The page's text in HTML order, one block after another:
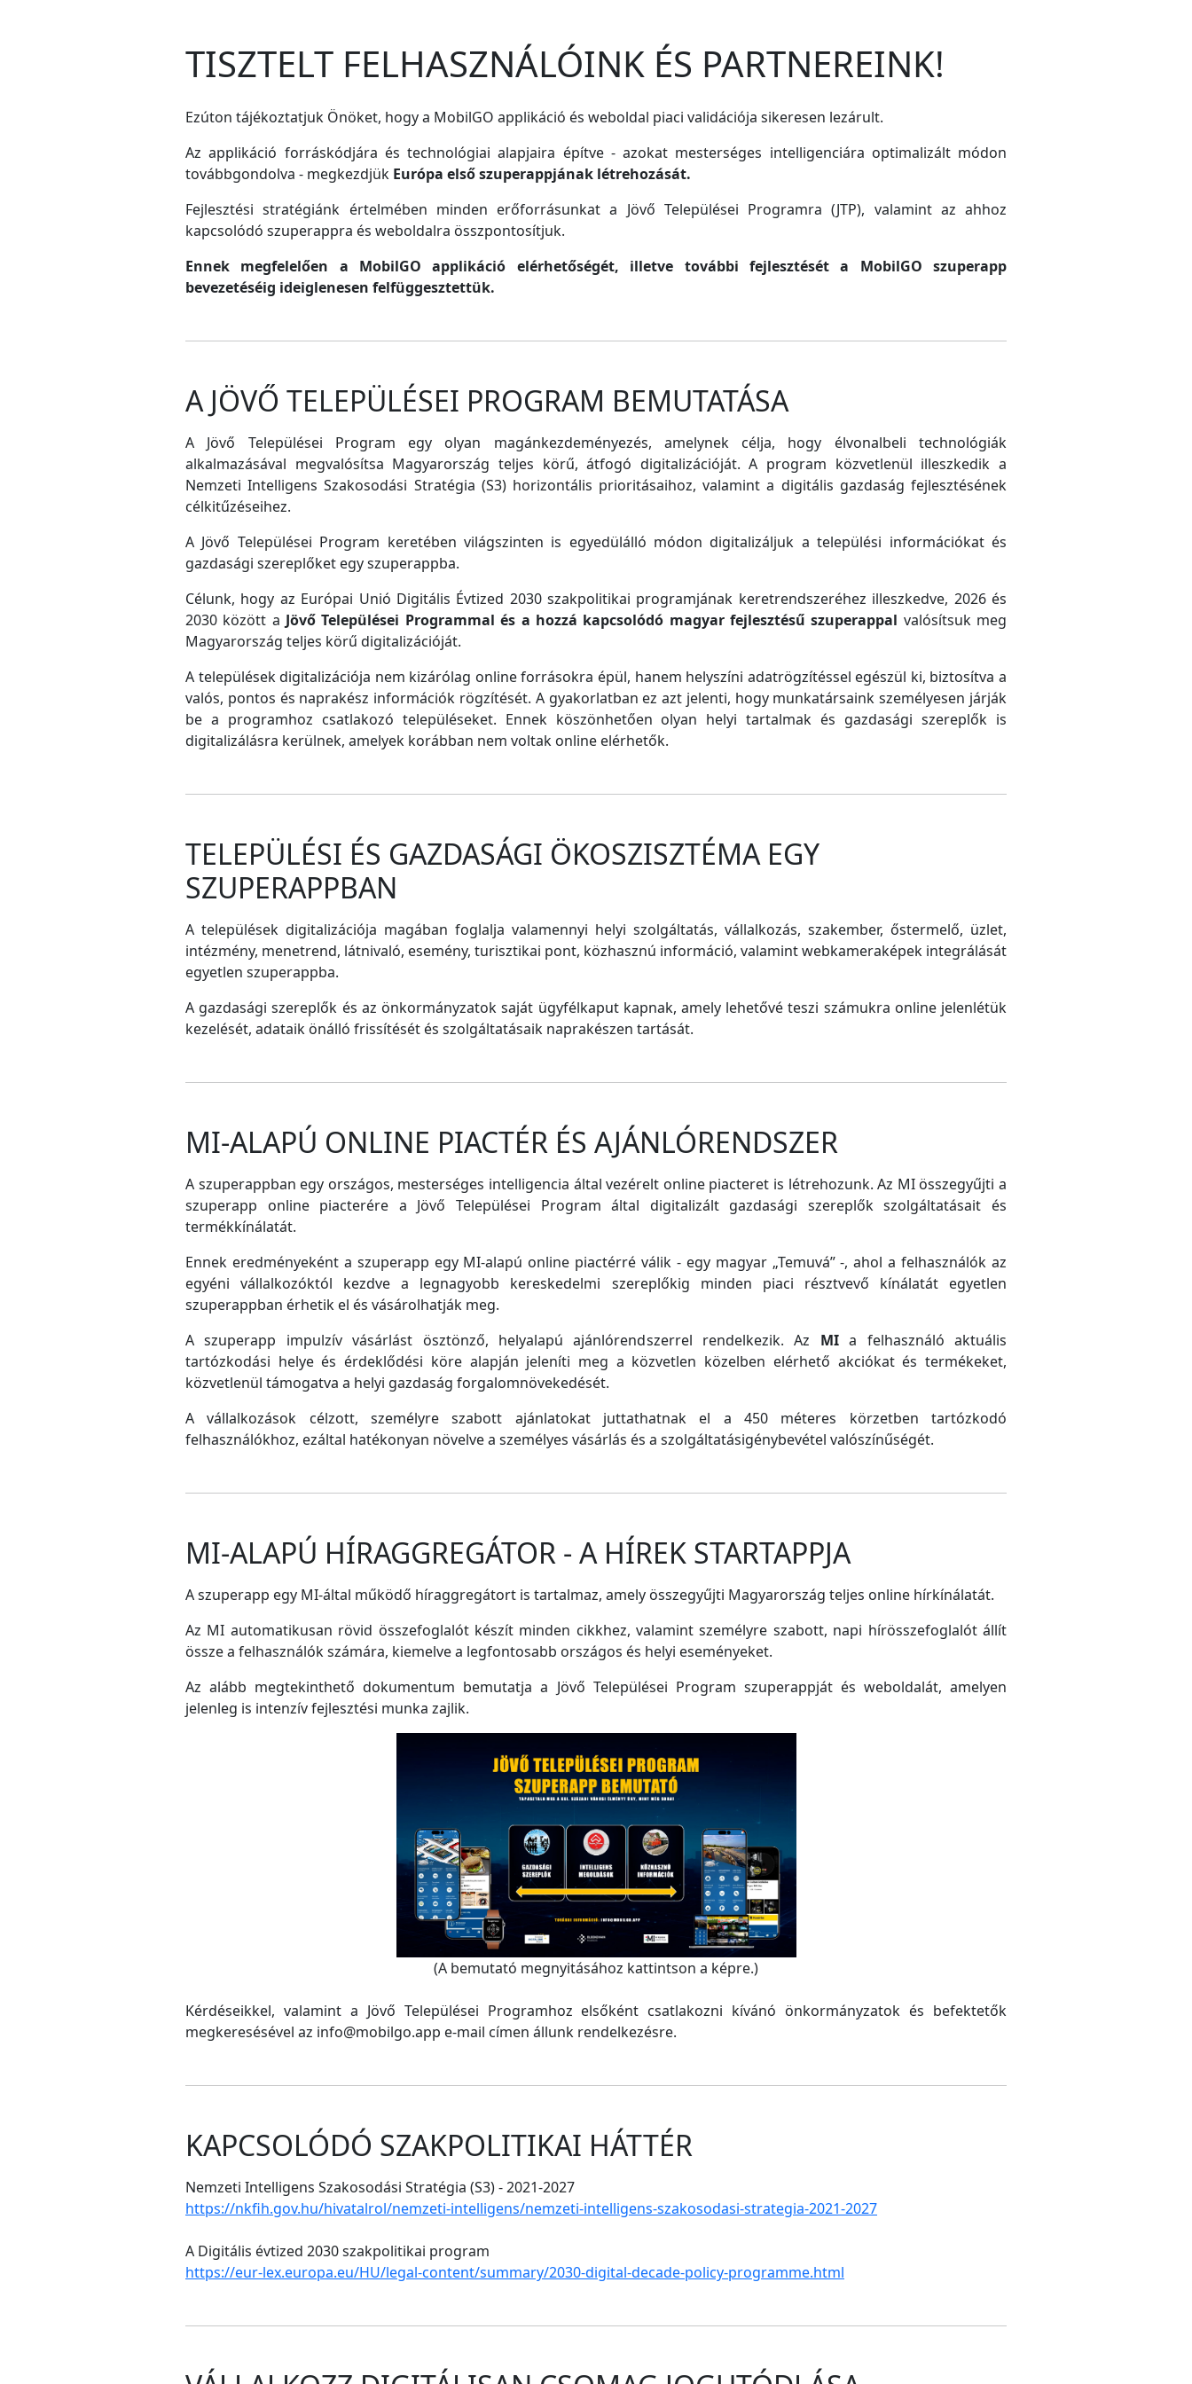
TISZTELT FELHASZNÁLÓINK ÉS PARTNEREINK!
Ezúton tájékoztatjuk Önöket, hogy a MobilGO applikáció és weboldal piaci validációja sikeresen lezárult.
Az applikáció forráskódjára és technológiai alapjaira építve - azokat mesterséges intelligenciára optimalizált módon
továbbgondolva - megkezdjük Európa első szuperappjának létrehozását.
Fejlesztési stratégiánk értelmében minden erőforrásunkat a Jövő Települései Programra (JTP), valamint az ahhoz
kapcsolódó szuperappra és weboldalra összpontosítjuk.
Ennek megfelelően a MobilGO applikáció elérhetőségét, illetve további fejlesztését a MobilGO szuperapp
bevezetéséig ideiglenesen felfüggesztettük.
A JÖVŐ TELEPÜLÉSEI PROGRAM BEMUTATÁSA
A Jövő Települései Program egy olyan magánkezdeményezés, amelynek célja, hogy élvonalbeli technológiák
alkalmazásával megvalósítsa Magyarország teljes körű, átfogó digitalizációját. A program közvetlenül illeszkedik a
Nemzeti Intelligens Szakosodási Stratégia (S3) horizontális prioritásaihoz, valamint a digitális gazdaság fejlesztésének
célkitűzéseihez.
A Jövő Települései Program keretében világszinten is egyedülálló módon digitalizáljuk a települési információkat és
gazdasági szereplőket egy szuperappba.
Célunk, hogy az Európai Unió Digitális Évtized 2030 szakpolitikai programjának keretrendszeréhez illeszkedve, 2026 és
2030 között a Jövő Települései Programmal és a hozzá kapcsolódó magyar fejlesztésű szuperappal valósítsuk meg
Magyarország teljes körű digitalizációját.
A települések digitalizációja nem kizárólag online forrásokra épül, hanem helyszíni adatrögzítéssel egészül ki, biztosítva a
valós, pontos és naprakész információk rögzítését. A gyakorlatban ez azt jelenti, hogy munkatársaink személyesen járják
be a programhoz csatlakozó településeket. Ennek köszönhetően olyan helyi tartalmak és gazdasági szereplők is
digitalizálásra kerülnek, amelyek korábban nem voltak online elérhetők.
TELEPÜLÉSI ÉS GAZDASÁGI ÖKOSZISZTÉMA EGY
SZUPERAPPBAN
A települések digitalizációja magában foglalja valamennyi helyi szolgáltatás, vállalkozás, szakember, őstermelő, üzlet,
intézmény, menetrend, látnivaló, esemény, turisztikai pont, közhasznú információ, valamint webkameraképek integrálását
egyetlen szuperappba.
A gazdasági szereplők és az önkormányzatok saját ügyfélkaput kapnak, amely lehetővé teszi számukra online jelenlétük
kezelését, adataik önálló frissítését és szolgáltatásaik naprakészen tartását.
MI-ALAPÚ ONLINE PIACTÉR ÉS AJÁNLÓRENDSZER
A szuperappban egy országos, mesterséges intelligencia által vezérelt online piacteret is létrehozunk. Az MI összegyűjti a
szuperapp online piacterére a Jövő Települései Program által digitalizált gazdasági szereplők szolgáltatásait és
termékkínálatát.
Ennek eredményeként a szuperapp egy MI-alapú online piactérré válik - egy magyar „Temuvá” -, ahol a felhasználók az
egyéni vállalkozóktól kezdve a legnagyobb kereskedelmi szereplőkig minden piaci résztvevő kínálatát egyetlen
szuperappban érhetik el és vásárolhatják meg.
A szuperapp impulzív vásárlást ösztönző, helyalapú ajánlórendszerrel rendelkezik. Az MIa felhasználó aktuális
tartózkodási helye és érdeklődési köre alapján jeleníti meg a közvetlen közelben elérhető akciókat és termékeket,
közvetlenül támogatva a helyi gazdaság forgalomnövekedését.
A vállalkozások célzott, személyre szabott ajánlatokat juttathatnak el a 450 méteres körzetben tartózkodó
felhasználókhoz, ezáltal hatékonyan növelve a személyes vásárlás és a szolgáltatásigénybevétel valószínűségét.
MI-ALAPÚ HÍRAGGREGÁTOR - A HÍREK STARTAPPJA
A szuperapp egy MI-által működő híraggregátort is tartalmaz, amely összegyűjti Magyarország teljes online hírkínálatát.
Az MI automatikusan rövid összefoglalót készít minden cikkhez, valamint személyre szabott, napi hírösszefoglalót állít
össze a felhasználók számára, kiemelve a legfontosabb országos és helyi eseményeket.
Az alább megtekinthető dokumentum bemutatja a Jövő Települései Program szuperappját és weboldalát, amelyen
jelenleg is intenzív fejlesztési munka zajlik.
(A bemutató megnyitásához kattintson a képre.)
Kérdéseikkel, valamint a Jövő Települései Programhoz elsőként csatlakozni kívánó önkormányzatok és befektetők
megkeresésével az info@mobilgo.app e-mail címen állunk rendelkezésre.
KAPCSOLÓDÓ SZAKPOLITIKAI HÁTTÉR
Nemzeti Intelligens Szakosodási Stratégia (S3) - 2021-2027
https://nkfih.gov.hu/hivatalrol/nemzeti-intelligens/nemzeti-intelligens-szakosodasi-strategia-2021-2027
A Digitális évtized 2030 szakpolitikai program
https://eur-lex.europa.eu/HU/legal-content/summary/2030-digital-decade-policy-programme.html